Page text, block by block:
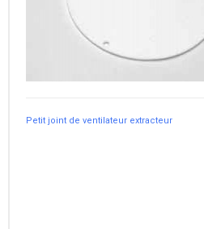
Petit joint de ventilateur extracteur